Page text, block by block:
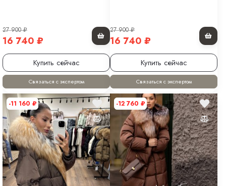
27 900₽
16 740 ₽
Купить сейчас
Связаться с экспертом
27 900₽
16 740 ₽
Купить сейчас
Связаться с экспертом
-11 160 ₽ -12 760 ₽